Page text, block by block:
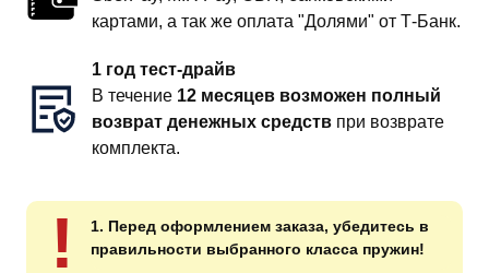
картами, а так же оплата "Долями" от Т-Банк.
1 год тест-драйв
В течение 12 месяцев возможен полный
возврат денежных средств при возврате
комплекта.
!
1. Перед оформлением заказа, убедитесь в
правильности выбранного класса пружин!